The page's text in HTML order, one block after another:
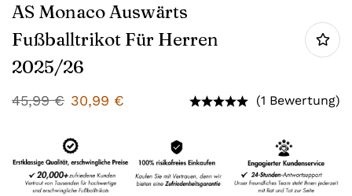
AS Monaco Auswärts
Fußballtrikot Für Herren
2025/26
45,99€ 30,99 € (1 Bewertung)